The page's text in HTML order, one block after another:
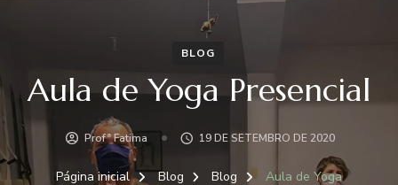
BLOG
Aula de Yoga Presencial
Profª Fatima 19 DE SETEMBRO DE 2020
Página inicial Blog Blog
Aula de Yoga